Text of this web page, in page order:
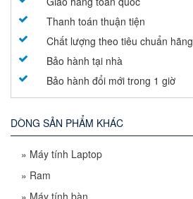
Thanh toán thuận tiện
Chất lượng theo tiêu chuẩn hãng
Bảo hành tại nhà
Bảo hành đổi mới trong 1 giờ
DÒNG SẢN PHẨM KHÁC
» Máy tính Laptop
» Ram
» Máy tính bàn